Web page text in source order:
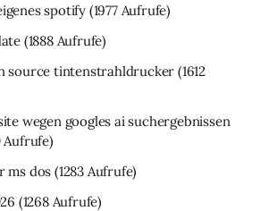
spotify (1977 Aufrufe)
(1888 Aufrufe)
source tintenstrahldrucker (1612
wegen googles ai suchergebnissen
Aufrufe)
ms dos (1283 Aufrufe)
(1268 Aufrufe)